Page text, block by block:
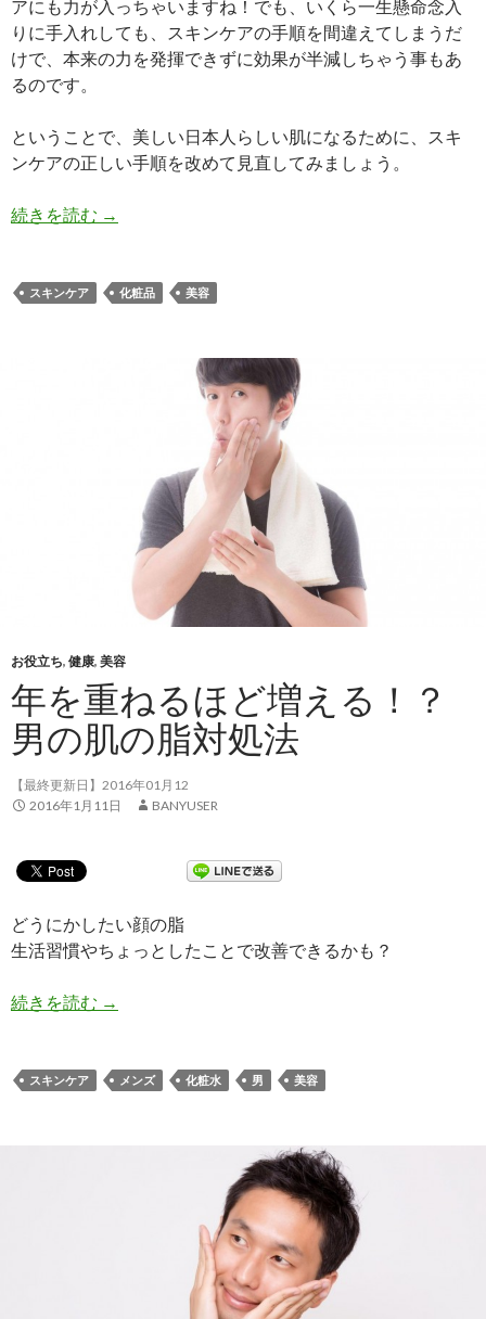
アにも力が入っちゃいますね！でも、いくら一生懸命念入
りに手入れしても、スキンケアの手順を間違えてしまうだ
けで、本来の力を発揮できずに効果が半減しちゃう事もあ
るのです。
ということで、美しい日本人らしい肌になるために、スキ
ンケアの正しい手順を改めて見直してみましょう。
続きを読む くわしく解説！スキンケアの基本 【クレンジン
→
スキンケア 化粧品 美容
お役立ち, 健康, 美容
年を重ねるほど増える！？
男の肌の脂対処法
【最終更新日】2016年01月12
2016年1月11日
BANYUSER
どうにかしたい顔の脂
生活習慣やちょっとしたことで改善できるかも？
続きを読む 年を重ねるほど増える！？男の肌の脂対処法
→
スキンケア メンズ 化粧水 男 美容